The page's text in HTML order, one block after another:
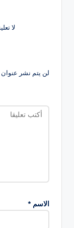
لا
لن يتم نشر عنوان
الاسم *